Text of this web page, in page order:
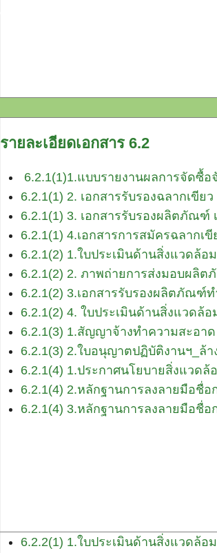
รายละเอียดเอกสาร 6.2
6.2.1(1)1.แบบรายงานผลการจัดซื้อ
6.2.1(1) 2. เอกสารรับรองฉลากเขียว
6.2.1(1) 3. เอกสารรับรองผลิตภัณฑ์
6.2.1(1) 4.เอกสารการสมัครฉลากเ
6.2.1(2) 1.ใบประเมินด้านสิ่งแวดล้อ
6.2.1(2) 2. ภาพถ่ายการส่งมอบผลิ
6.2.1(2) 3.เอกสารรับรองผลิตภัณฑ์
6.2.1(2) 4. ใบประเมินด้านสิ่งแวดล้อ
6.2.1(3) 1.สัญญาจ้างทำความสะอาด
6.2.1(3) 2.ใบอนุญาตปฏิบัติงานฯ_ล้า
6.2.1(4) 1.ประกาศนโยบายสิ่งแวดล้
6.2.1(4) 2.หลักฐานการลงลายมือชื่อ
6.2.1(4) 3.หลักฐานการลงลายมือชื่
6.2.2(1) 1.ใบประเมินด้านสิ่งแวดล้อ